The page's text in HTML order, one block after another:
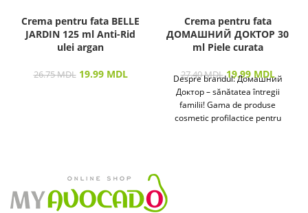
Crema pentru fata BELLE
JARDIN 125 ml Anti-Rid
ulei argan
26.75MDL 19.99 MDL
Crema pentru fata
ДОМАШНИЙ ДОКТОР 30
ml Piele curata
27.40MDL 19.99 MDL
Despre brandul: Домашний
Доктор – sănătatea întregii
familii! Gama de produse
cosmetic profilactice pentru